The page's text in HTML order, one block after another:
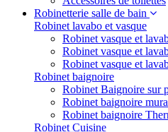
Robinetterie salle de bain
Robinet lavabo et vasque
Robinet vasque et
Robinet vasque et
Robinet vasque et
Robinet baignoire
Robinet Baignoire sur
Robinet baignoire
Robinet baignoire
Robinet Cuisine